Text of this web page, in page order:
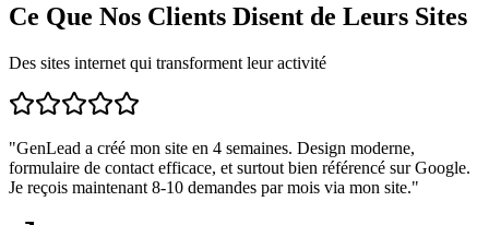
Ce Que Nos Clients Disent de Leurs Sites
Des sites internet qui transforment leur activité
"GenLead a créé mon site en 4 semaines. Design moderne,
formulaire de contact efficace, et surtout bien référencé sur Google.
Je reçois maintenant 8-10 demandes par mois via mon site."